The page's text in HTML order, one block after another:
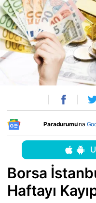
Paradurumu'na
Borsa
Haftayı